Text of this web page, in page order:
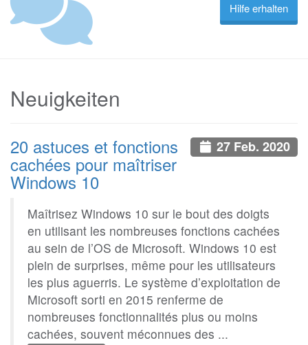
Hilfe erhalten
Neuigkeiten
27 Feb. 2020
20 astuces et fonctions
cachées pour maîtriser
Windows 10
Maîtrisez Windows 10 sur le bout des doigts
en utilisant les nombreuses fonctions cachées
au sein de l’OS de Microsoft. Windows 10 est
plein de surprises, même pour les utilisateurs
les plus aguerris. Le système d’exploitation de
Microsoft sorti en 2015 renferme de
nombreuses fonctionnalités plus ou moins
cachées, souvent méconnues des ...